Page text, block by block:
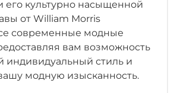
его культурно насыщенной
от William Morris
современные модные
вам возможность
индивидуальный стиль и
модную изысканность.